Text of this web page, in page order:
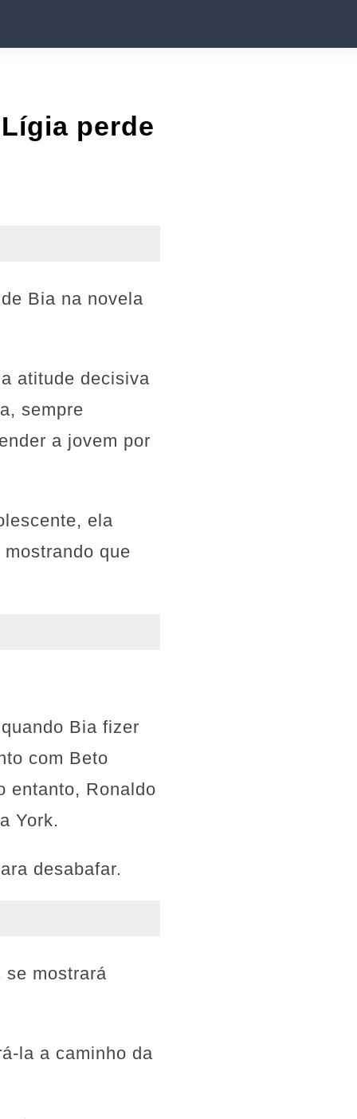
perde
Bia na novela
atitude decisiva
sempre
a jovem por
ela
que
Bia fizer
com Beto
entanto, Ronaldo
York.
desabafar.
se mostrará
la a caminho da